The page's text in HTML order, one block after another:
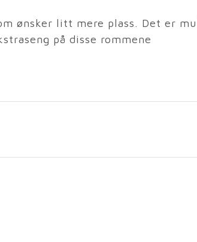
ønsker litt mere plass. Det er
på disse rommene